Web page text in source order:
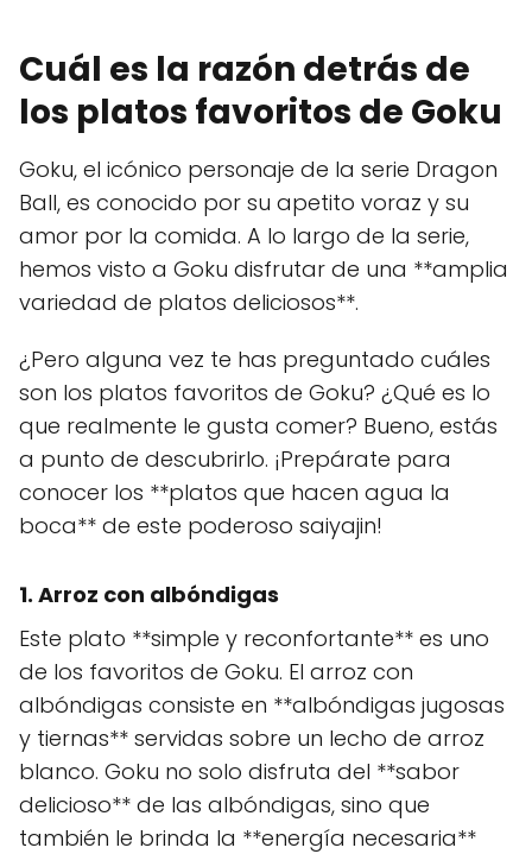
Cuál es la razón detrás de
los platos favoritos de Goku
Goku, el icónico personaje de la serie Dragon
Ball, es conocido por su apetito voraz y su
amor por la comida. A lo largo de la serie,
hemos visto a Goku disfrutar de una **amplia
variedad de platos deliciosos**.
¿Pero alguna vez te has preguntado cuáles
son los platos favoritos de Goku? ¿Qué es lo
que realmente le gusta comer? Bueno, estás
a punto de descubrirlo. ¡Prepárate para
conocer los **platos que hacen agua la
boca** de este poderoso saiyajin!
1. Arroz con albóndigas
Este plato **simple y reconfortante** es uno
de los favoritos de Goku. El arroz con
albóndigas consiste en **albóndigas jugosas
y tiernas** servidas sobre un lecho de arroz
blanco. Goku no solo disfruta del **sabor
delicioso** de las albóndigas, sino que
también le brinda la **energía necesaria**